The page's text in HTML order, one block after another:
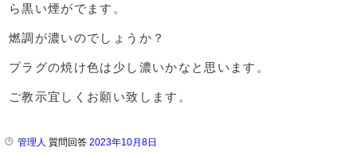
ら黒い煙がでます。
燃調が濃いのでしょうか？
プラグの焼け色は少し濃いかなと思います。
ご教示宜しくお願い致します。
管理人 質問回答 2023年10月8日